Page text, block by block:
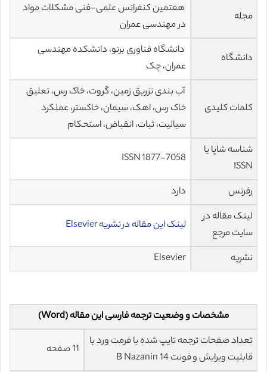
مجله
هفتمین کنفرانس علمی-فنی مشکلات مواد
در مهندسی عمران
دانشگاه
دانشگاه فناوری برنو، دانشکده مهندسی
عمران، چک
کلمات کلیدی
آب بندی تزریق زمین، گروت، خاک رس، تعلیق
خاک رس، اهک، سیمان، خاکستر، عملکرد
سیالیت، ثبات، انقباض، استحکام
شناسه شاپا یا
ISSN
ISSN 1877-7058
رفرنس
دارد
لینک مقاله در
سایت مرجع
لینک این مقاله در نشریه Elsevier
نشریه Elsevier
مشخصات و وضعیت ترجمه فارسی این مقاله (Word)
تعداد صفحات ترجمه تایپ شده با فرمت ورد با
قابلیت ویرایش و فونت 14 B Nazanin
11 صفحه